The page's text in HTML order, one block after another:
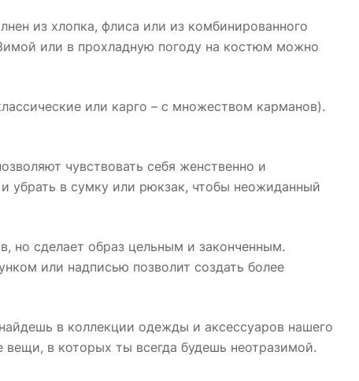
из хлопка, флиса или из комбинированного
или в прохладную погоду на костюм можно
или карго – с множеством карманов).
чувствовать себя женственно и
убрать в сумку или рюкзак, чтобы неожиданный
но сделает образ цельным и законченным.
или надписью позволит создать более
в коллекции одежды и аксессуаров нашего
в которых ты всегда будешь неотразимой.